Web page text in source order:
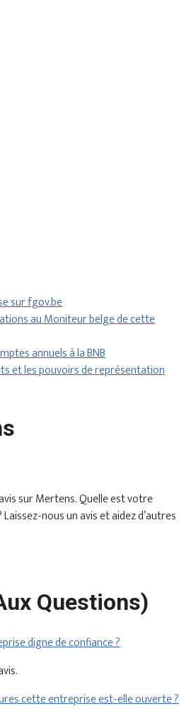
sur fgov.be
au Moniteur belge de cette
annuels à la BNB
et les pouvoirs de représentation
sur Mertens. Quelle est votre
nous un avis et aidez d’autres
Questions)
digne de confiance ?
cette entreprise est-elle ouverte ?